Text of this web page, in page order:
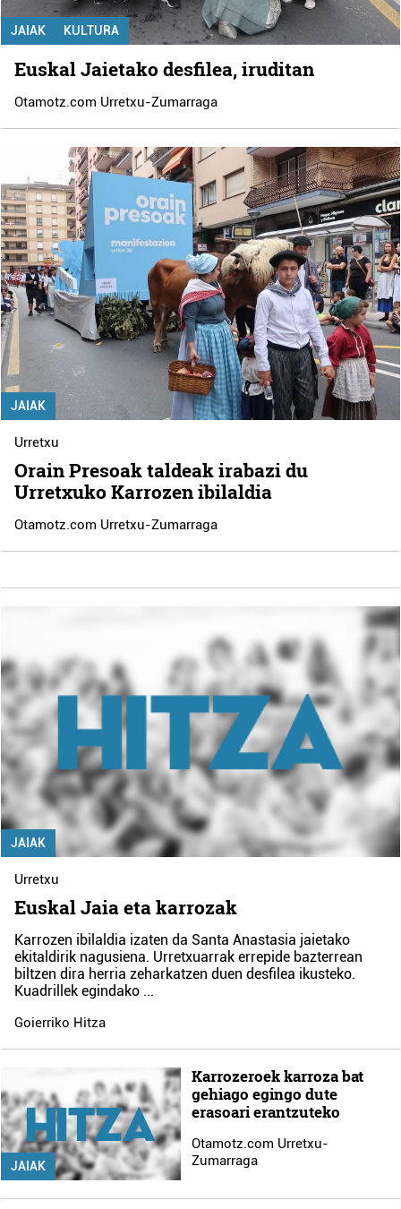
JAIAK KULTURA
Euskal Jaietako desfilea, iruditan
Otamotz.com Urretxu-Zumarraga
JAIAK
Urretxu
Orain Presoak taldeak irabazi du
Urretxuko Karrozen ibilaldia
Otamotz.com Urretxu-Zumarraga
JAIAK
Urretxu
Euskal Jaia eta karrozak
Karrozen ibilaldia izaten da Santa Anastasia jaietako
ekitaldirik nagusiena. Urretxuarrak errepide bazterrean
biltzen dira herria zeharkatzen duen desfilea ikusteko.
Kuadrillek egindako ...
Goierriko Hitza
JAIAK
Karrozeroek karroza bat
gehiago egingo dute
erasoari erantzuteko
Otamotz.com Urretxu-
Zumarraga